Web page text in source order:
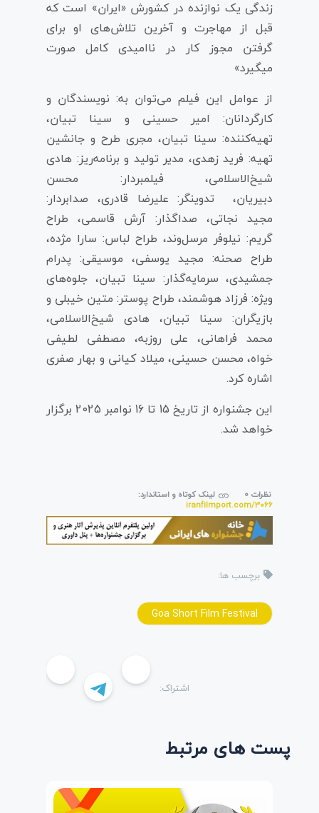
زندگی یک نوازنده در کشورش «ایران» است که
قبل از مهاجرت و آخرین تلاش‌های او برای
گرفتن مجوز کار در ناامیدی کامل صورت
میگیرد»
از عوامل این فیلم می‌توان به: نویسندگان و
کارگردانان: امیر حسینی و سینا تبیان،
تهیه‌کننده: سینا تبیان، مجری طرح و جانشین
تهیه: فرید زهدی، مدیر تولید و برنامه‌ریز: هادی
شیخ‌الاسلامی، فیلمبردار: محسن
دبیریان، تدوینگر: علیرضا قادری، صدابردار:
مجید نجاتی، صداگذار: آرش قاسمی، طراح
گریم: نیلوفر مرسل‌وند، طراح لباس: سارا مژده،
طراح صحنه: مجید یوسفی، موسیقی: پدرام
جمشیدی، سرمایه‌گذار: سینا تبیان، جلوه‌های
ویژه: فرزاد هوشمند، طراح پوستر: متین خیبلی و
بازیگران: سینا تبیان، هادی شیخ‌الاسلامی،
محمد فراهانی، علی روزبه، مصطفی لطیفی
خواه، محسن حسینی، میلاد کیانی و بهار صفری
اشاره کرد.
این جشنواره از تاریخ 15 تا 16 نوامبر 2025 برگزار
خواهد شد.
نظرات 0
لینک کوتاه و استاندارد:
iranfilmport.com/3066
برچسب ها:
Goa Short Film Festival
اشتراک:
پست های مرتبط